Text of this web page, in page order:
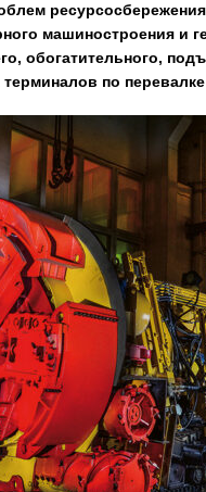
машиностроения и
обогатительного,
по